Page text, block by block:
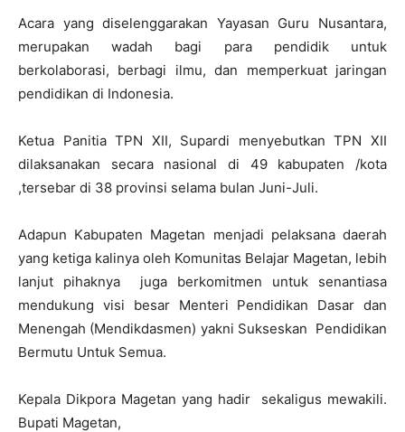
Acara yang diselenggarakan Yayasan Guru Nusantara,
merupakan wadah bagi para pendidik untuk
berkolaborasi, berbagi ilmu, dan memperkuat jaringan
pendidikan di Indonesia.
Ketua Panitia TPN XII, Supardi menyebutkan TPN XII
dilaksanakan secara nasional di 49 kabupaten /kota
,tersebar di 38 provinsi selama bulan Juni-Juli.
Adapun Kabupaten Magetan menjadi pelaksana daerah
yang ketiga kalinya oleh Komunitas Belajar Magetan, lebih
lanjut pihaknya juga berkomitmen untuk senantiasa
mendukung visi besar Menteri Pendidikan Dasar dan
Menengah (Mendikdasmen) yakni Sukseskan Pendidikan
Bermutu Untuk Semua.
Kepala Dikpora Magetan yang hadir sekaligus mewakili.
Bupati Magetan,